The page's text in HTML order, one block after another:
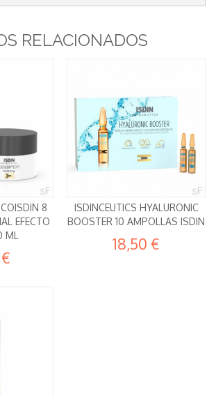
RELACIONADOS
8
EFECTO
ML
ISDINCEUTICS HYALURONIC
BOOSTER 10 AMPOLLAS ISDIN
18,50 €